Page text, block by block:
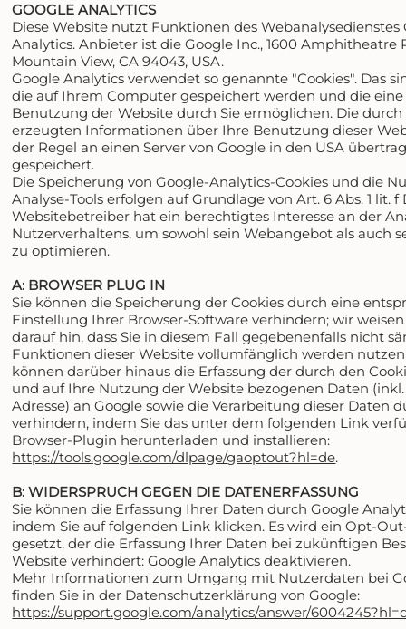
GOOGLE ANALYTICS
Diese Website nutzt Funktionen des Webanalysedienstes
Analytics. Anbieter ist die Google Inc., 1600 Amphitheatre
Mountain View, CA 94043, USA.
Google Analytics verwendet so genannte "Cookies". Das
die auf Ihrem Computer gespeichert werden und die eine
Benutzung der Website durch Sie ermöglichen. Die durch
erzeugten Informationen über Ihre Benutzung dieser
der Regel an einen Server von Google in den USA
gespeichert.
Die Speicherung von Google-Analytics-Cookies und die
Analyse-Tools erfolgen auf Grundlage von Art. 6 Abs. 1 lit. f
Websitebetreiber hat ein berechtigtes Interesse an der
Nutzerverhaltens, um sowohl sein Webangebot als auch
zu optimieren.
A: BROWSER PLUG IN
Sie können die Speicherung der Cookies durch eine
Einstellung Ihrer Browser-Software verhindern; wir
darauf hin, dass Sie in diesem Fall gegebenenfalls nicht
Funktionen dieser Website vollumfänglich werden
können darüber hinaus die Erfassung der durch den
und auf Ihre Nutzung der Website bezogenen Daten
Adresse) an Google sowie die Verarbeitung dieser Daten
verhindern, indem Sie das unter dem folgenden Link
Browser-Plugin herunterladen und installieren:
https://tools.google.com/dlpage/gaoptout?hl=de.
B: WIDERSPRUCH GEGEN DIE DATENERFASSUNG
Sie können die Erfassung Ihrer Daten durch Google
indem Sie auf folgenden Link klicken. Es wird ein Opt-
gesetzt, der die Erfassung Ihrer Daten bei zukünftigen
Website verhindert: Google Analytics deaktivieren.
Mehr Informationen zum Umgang mit Nutzerdaten bei
finden Sie in der Datenschutzerklärung von Google:
https://support.google.com/analytics/answer/